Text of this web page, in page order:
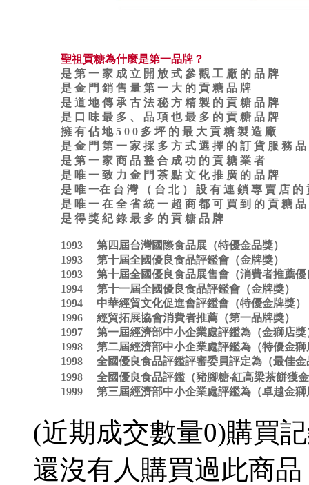
聖祖貢糖為什麼是第一品牌？
是 第 一 家 成 立 開 放 式 參 觀 工 廠 的 品 牌
是 金 門 銷 售 量 第 一 大 的 貢 糖 品 牌
是 道 地 傳 承 古 法 秘 方 精 製 的 貢 糖 品 牌
是 口 味 最 多 、 品 項 也 最 多 的 貢 糖 品 牌
擁 有 佔 地 5 0 0 多 坪 的 最 大 貢 糖 製 造 廠
是 金 門 第 一 家 採 多 方 式 選 擇 的 訂 貨 服 務 品
是 第 一 家 商 品 整 合 成 功 的 貢 糖 業 者
是 唯 一 致 力 金 門 茶 點 文 化 推 廣 的 品 牌
是 唯 一在 台 灣 （ 台 北 ） 設 有 連 鎖 專 賣 店 的
是 唯 一 在 全 省 統 一 超 商 都 可 買 到 的 貢 糖 品
是 得 獎 紀 錄 最 多 的 貢 糖 品 牌
1993 第四屆台灣國際食品展（特優金品獎）
1993 第十屆全國優良食品評鑑會（金牌獎）
1993 第十屆全國優良食品展售會（消費者推薦優
1994 第十一屆全國優良食品評鑑會（金牌獎）
1994 中華經貿文化促進會評鑑會（特優金牌獎）
1996 經貿拓展協會消費者推薦（第一品牌獎）
1997 第一屆經濟部中小企業處評鑑為（金獅店獎
1998 第二屆經濟部中小企業處評鑑為（特優金獅
1998 全國優良食品評鑑評審委員評定為（最佳金
1998 全國優良食品評鑑（豬腳糖‧紅高梁茶餅獲
1999 第三屆經濟部中小企業處評鑑為（卓越金獅
(近期成交數量0)購買
還沒有人購買過此商品